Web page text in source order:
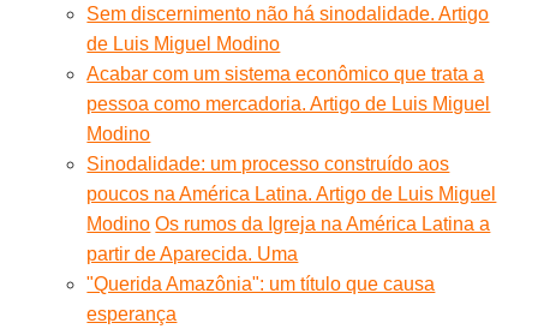
Sem discernimento não há sinodalidade. Artigo
de Luis Miguel Modino
Acabar com um sistema econômico que trata a
pessoa como mercadoria. Artigo de Luis Miguel
Modino
Sinodalidade: um processo construído aos
poucos na América Latina. Artigo de Luis Miguel
Modino Os rumos da Igreja na América Latina a
partir de Aparecida. Uma
"Querida Amazônia": um título que causa
esperança